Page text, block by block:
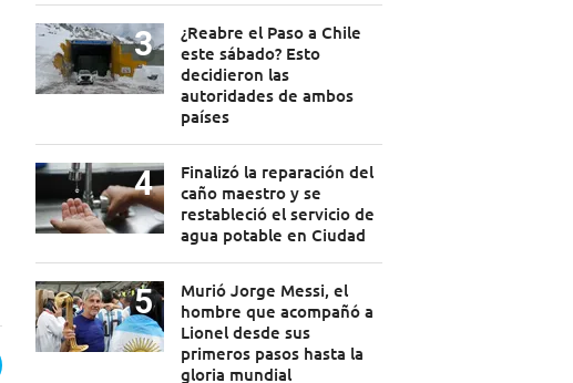
¿Reabre el Paso a Chile
este sábado? Esto
decidieron las
autoridades de ambos
países
Finalizó la reparación del
caño maestro y se
restableció el servicio de
agua potable en Ciudad
Murió Jorge Messi, el
hombre que acompañó a
Lionel desde sus
primeros pasos hasta la
gloria mundial